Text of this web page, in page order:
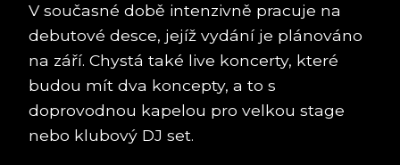
V současné době intenzivně pracuje na
debutové desce, jejíž vydání je plánováno
na září. Chystá také live koncerty, které
budou mít dva koncepty, a to s
doprovodnou kapelou pro velkou stage
nebo klubový DJ set.